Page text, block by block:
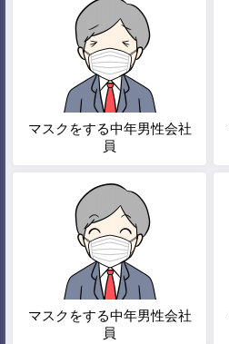
マスクをする中年男性会社
員
マスクをする中年男性会社
員